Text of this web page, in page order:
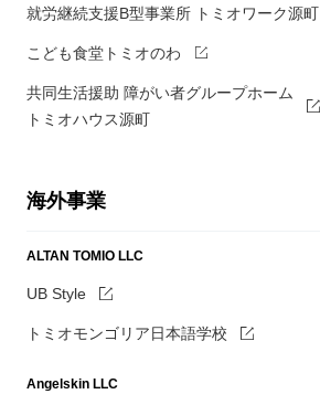
就労継続支援B型事業所 トミオワーク源町
こども食堂トミオのわ
共同生活援助 障がい者グループホーム
トミオハウス源町
海外事業
ALTAN TOMIO LLC
UB Style
トミオモンゴリア日本語学校
Angelskin LLC